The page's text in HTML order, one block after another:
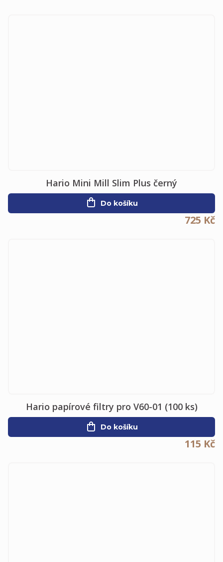
Hario Mini Mill Slim Plus černý
725 Kč
Do košíku
Hario papírové filtry pro V60-01 (100 ks)
115 Kč
Do košíku